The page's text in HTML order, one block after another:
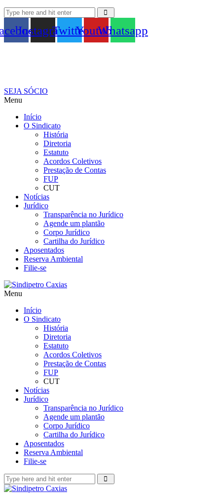
InstagramTwitterYoutubeWhatsapp
SEJA SÓCIO
Menu
Início
O Sindicato
História
Diretoria
Estatuto
Acordos Coletivos
Prestação de Contas
FUP
CUT
Notícias
Jurídico
Transparência no Jurídico
Agende um plantão
Corpo Jurídico
Cartilha do Jurídico
Aposentados
Reserva Ambiental
Filie-se
Menu
Início
O Sindicato
História
Diretoria
Estatuto
Acordos Coletivos
Prestação de Contas
FUP
CUT
Notícias
Jurídico
Transparência no Jurídico
Agende um plantão
Corpo Jurídico
Cartilha do Jurídico
Aposentados
Reserva Ambiental
Filie-se